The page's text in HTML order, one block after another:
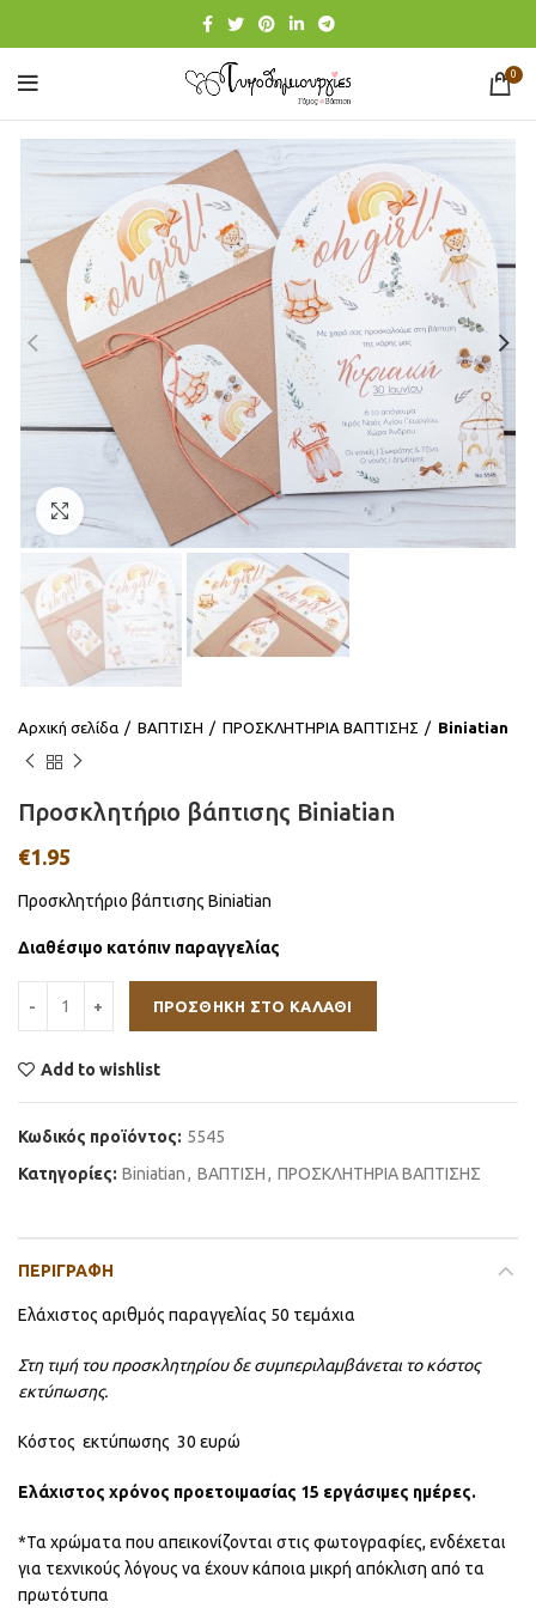
0
Click to enlarge
Αρχική σελίδα ΒΑΠΤΙΣΗ ΠΡΟΣΚΛΗΤΗΡΙΑ ΒΑΠΤΙΣΗΣ Βiniatian
Προσκλητήριο βάπτισης Biniatian
€1.95
Προσκλητήριο βάπτισης Biniatian
Διαθέσιμο κατόπιν παραγγελίας
ΠΡΟΣΘΉΚΗ ΣΤΟ ΚΑΛΆΘΙ
Add to wishlist
Κωδικός προϊόντος: 5545
Κατηγορίες: Βiniatian, ΒΑΠΤΙΣΗ, ΠΡΟΣΚΛΗΤΗΡΙΑ ΒΑΠΤΙΣΗΣ
ΠΕΡΙΓΡΑΦΉ
Ελάχιστος αριθμός παραγγελίας 50 τεμάχια
Στη τιμή του προσκλητηρίου δε συμπεριλαμβάνεται το κόστος
εκτύπωσης.
Κόστος εκτύπωσης 30 ευρώ
Ελάχιστος χρόνος προετοιμασίας 15 εργάσιμες ημέρες.
*Τα χρώματα που απεικονίζονται στις φωτογραφίες, ενδέχεται
για τεχνικούς λόγους να έχουν κάποια μικρή απόκλιση από τα
πρωτότυπα